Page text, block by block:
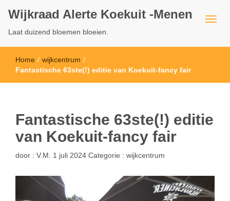
Wijkraad Alerte Koekuit -Menen
Laat duizend bloemen bloeien.
Home / wijkcentrum /
Fantastische 63ste(!) editie van Koekuit-fancy fair
Fantastische 63ste(!) editie
van Koekuit-fancy fair
door : V.M. 1 juli 2024 Categorie : wijkcentrum